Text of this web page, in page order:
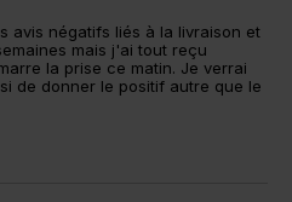
avis négatifs liés à la livraison et
mais j'ai tout reçu
la prise ce matin. Je verrai
de donner le positif autre que le